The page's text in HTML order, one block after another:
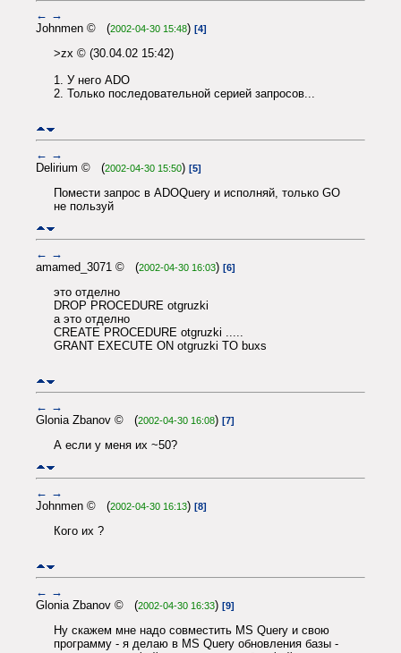
← →
Johnmen © (2002-04-30 15:48) [4]
>zx © (30.04.02 15:42)
1. У него ADO
2. Только последовательной серией запросов...
← →
Delirium © (2002-04-30 15:50) [5]
Помести запрос в ADOQuery и исполняй, только GO
не пользуй
← →
amamed_3071 © (2002-04-30 16:03) [6]
это отделно
DROP PROCEDURE otgruzki
а это отделно
CREATE PROCEDURE otgruzki .....
GRANT EXECUTE ON otgruzki TO buxs
← →
Glonia Zbanov © (2002-04-30 16:08) [7]
А если у меня их ~50?
← →
Johnmen © (2002-04-30 16:13) [8]
Кого их ?
← →
Glonia Zbanov © (2002-04-30 16:33) [9]
Ну скажем мне надо совместить MS Query и свою
программу - я делаю в MS Query обновления базы -